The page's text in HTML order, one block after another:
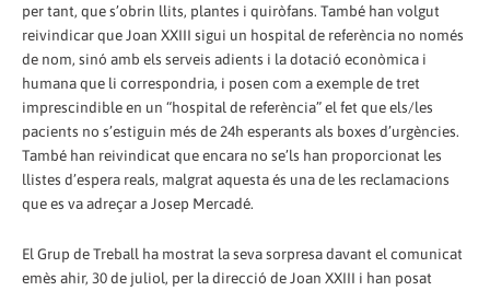
per tant, que s’obrin llits, plantes i quiròfans. També han volgut
reivindicar que Joan XXIII sigui un hospital de referència no només
de nom, sinó amb els serveis adients i la dotació econòmica i
humana que li correspondria, i posen com a exemple de tret
imprescindible en un “hospital de referència” el fet que els/les
pacients no s’estiguin més de 24h esperants als boxes d’urgències.
També han reivindicat que encara no se’ls han proporcionat les
llistes d’espera reals, malgrat aquesta és una de les reclamacions
que es va adreçar a Josep Mercadé.
El Grup de Treball ha mostrat la seva sorpresa davant el comunicat
emès ahir, 30 de juliol, per la direcció de Joan XXIII i han posat